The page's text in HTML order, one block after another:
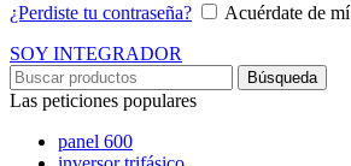
¿Perdiste tu contraseña?
Acuérdate de mí
SOY INTEGRADOR
Búsqueda
Las peticiones populares
panel 600